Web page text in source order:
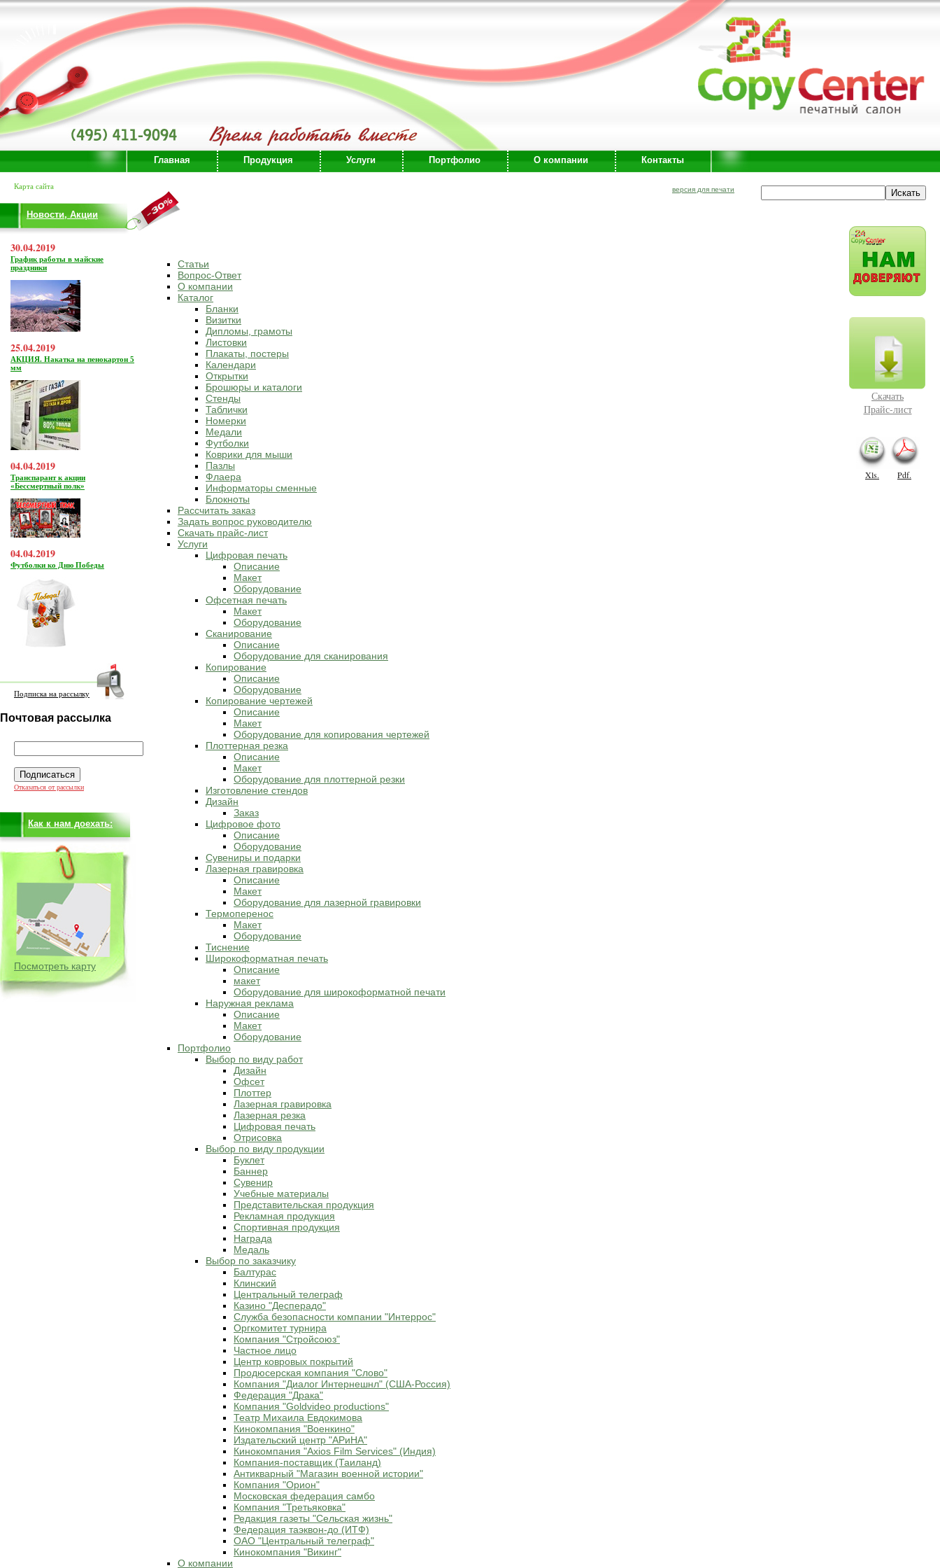
версия для печати
Главная Продукция Услуги Портфолио О компании Контакты
Карта сайта
Новости, Акции
30.04.2019
График работы в майские
праздники
25.04.2019
АКЦИЯ. Накатка на пенокартон 5
мм
04.04.2019
Транспарант к акции
«Бессмертный полк»
04.04.2019
Футболки ко Дню Победы
Подписка на рассылку
Почтовая рассылка
Отказаться от рассылки
Как к нам доехать:
Посмотреть карту
Скачать
Прайс-лист
Xls. Pdf.
Статьи
Вопрос-Ответ
О компании
Каталог
Бланки
Визитки
Дипломы, грамоты
Листовки
Плакаты, постеры
Календари
Открытки
Брошюры и каталоги
Стенды
Таблички
Номерки
Медали
Футболки
Коврики для мыши
Пазлы
Флаера
Информаторы сменные
Блокноты
Рассчитать заказ
Задать вопрос руководителю
Скачать прайс-лист
Услуги
Цифровая печать
Описание
Макет
Оборудование
Офсетная печать
Макет
Оборудование
Сканирование
Описание
Оборудование для сканирования
Копирование
Описание
Оборудование
Копирование чертежей
Описание
Макет
Оборудование для копирования чертежей
Плоттерная резка
Описание
Макет
Оборудование для плоттерной резки
Изготовление стендов
Дизайн
Заказ
Цифровое фото
Описание
Оборудование
Сувениры и подарки
Лазерная гравировка
Описание
Макет
Оборудование для лазерной гравировки
Термоперенос
Макет
Оборудование
Тиснение
Широкоформатная печать
Описание
макет
Оборудование для широкоформатной печати
Наружная реклама
Описание
Макет
Оборудование
Портфолио
Выбор по виду работ
Дизайн
Офсет
Плоттер
Лазерная гравировка
Лазерная резка
Цифровая печать
Отрисовка
Выбор по виду продукции
Буклет
Баннер
Сувенир
Учебные материалы
Представительская продукция
Рекламная продукция
Спортивная продукция
Награда
Медаль
Выбор по заказчику
Балтурас
Клинский
Центральный телеграф
Казино "Десперадо"
Служба безопасности компании "Интеррос"
Оргкомитет турнира
Компания "Стройсоюз"
Частное лицо
Центр ковровых покрытий
Продюсерская компания "Слово"
Компания "Диалог Интернешнл" (США-Россия)
Федерация "Драка"
Компания "Goldvideo productions"
Театр Михаила Евдокимова
Кинокомпания "Военкино"
Издательский центр "АРиНА"
Кинокомпания "Axios Film Services" (Индия)
Компания-поставщик (Таиланд)
Антикварный "Магазин военной истории"
Компания "Орион"
Московская федерация самбо
Компания "Третьяковка"
Редакция газеты "Сельская жизнь"
Федерация таэквон-до (ИТФ)
ОАО "Центральный телеграф"
Кинокомпания "Викинг"
О компании